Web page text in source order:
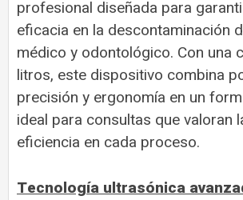
profesional diseñada para
eficacia en la descontaminación
médico y odontológico. Con una
litros, este dispositivo combina
precisión y ergonomía en un
ideal para consultas que valoran
eficiencia en cada proceso.
Tecnología ultrasónica